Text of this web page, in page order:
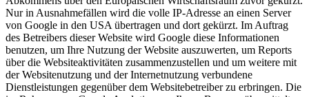
Nur in Ausnahmefällen wird die volle IP-Adresse an einen Server
von Google in den USA übertragen und dort gekürzt. Im Auftrag
des Betreibers dieser Website wird Google diese Informationen
benutzen, um Ihre Nutzung der Website auszuwerten, um Reports
über die Websiteaktivitäten zusammenzustellen und um weitere mit
der Websitenutzung und der Internetnutzung verbundene
Dienstleistungen gegenüber dem Websitebetreiber zu erbringen. Die